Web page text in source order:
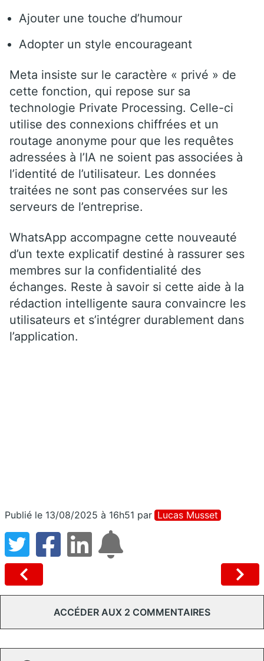
Ajouter une touche d’humour
Adopter un style encourageant
Meta insiste sur le caractère « privé » de
cette fonction, qui repose sur sa
technologie Private Processing. Celle-ci
utilise des connexions chiffrées et un
routage anonyme pour que les requêtes
adressées à l’IA ne soient pas associées à
l’identité de l’utilisateur. Les données
traitées ne sont pas conservées sur les
serveurs de l’entreprise.
WhatsApp accompagne cette nouveauté
d’un texte explicatif destiné à rassurer ses
membres sur la confidentialité des
échanges. Reste à savoir si cette aide à la
rédaction intelligente saura convaincre les
utilisateurs et s’intégrer durablement dans
l’application.
Publié le 13/08/2025 à 16h51 par Lucas Musset
ACCÉDER AUX 2 COMMENTAIRES